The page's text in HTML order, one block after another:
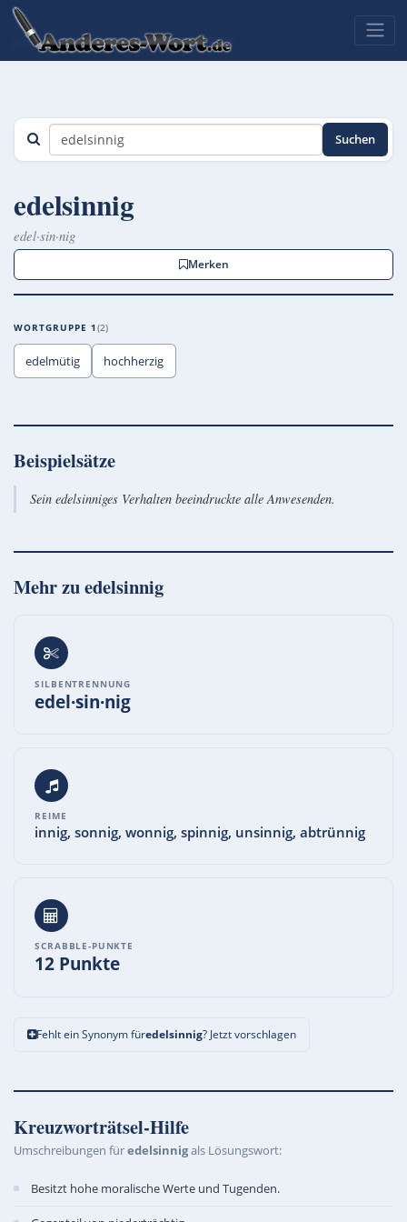
Suchen
edelsinnig
edel·sin·nig
Merken
WORTGRUPPE 1 2
edelmütig hochherzig
Beispielsätze
Sein edelsinniges Verhalten beeindruckte alle Anwesenden.
Mehr zuedelsinnig
SILBENTRENNUNG
edel·sin·nig
REIME
innig, sonnig, wonnig, spinnig, unsinnig, abtrünnig
SCRABBLE-PUNKTE
12 Punkte
Fehlt ein Synonym füredelsinnig? Jetzt vorschlagen
Kreuzworträtsel-Hilfe
Umschreibungen füredelsinnigals Lösungswort:
Besitzt hohe moralische Werte und Tugenden.